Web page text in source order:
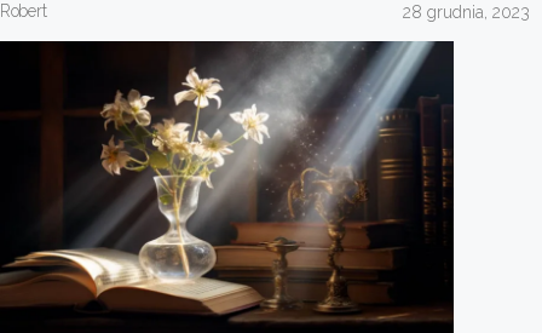
Robert 28 grudnia, 2023